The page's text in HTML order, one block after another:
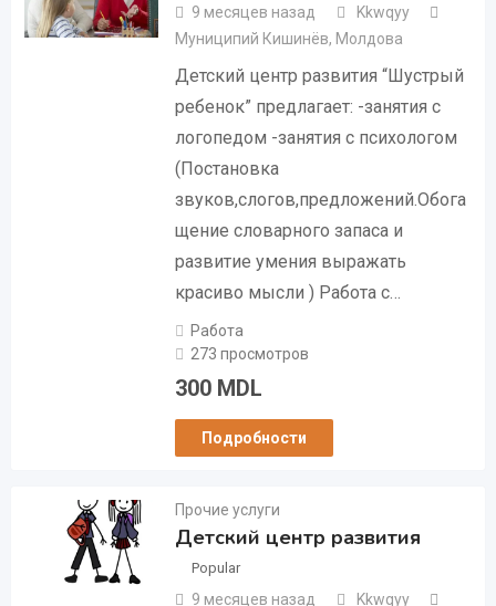
9 месяцев назад
Kkwqyy
Муниципий Кишинёв, Молдова
Детский центр развития “Шустрый
ребенок” предлагает: -занятия с
логопедом -занятия с психологом
(Постановка
звуков,слогов,предложений.Обога
щение словарного запаса и
развитие умения выражать
красиво мысли ) Работа с…
Работа
273 просмотров
300 MDL
Подробности
Прочие услуги
Детский центр развития
Popular
9 месяцев назад Kkwqyy